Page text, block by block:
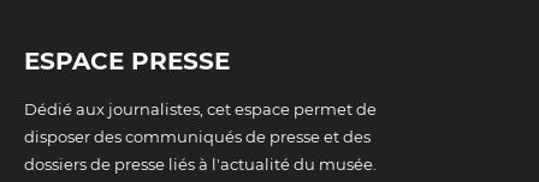
ESPACE PRESSE
Dédié aux journalistes, cet espace permet de
disposer des communiqués de presse et des
dossiers de presse liés à l'actualité du musée.